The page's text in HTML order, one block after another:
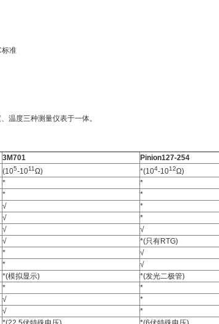
标准
温度三种测量仪表于一体。
3M701 Pinion127-254
(105-1011Ω) *(104-1012Ω)
* *
* *
√ *
√ *
√ √
√ *(只有RTG)
* √
* √
*(模拟显示) *(发光二极管)
* *
√ *
√ *